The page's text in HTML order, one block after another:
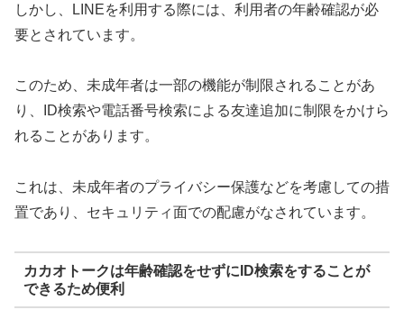
しかし、LINEを利用する際には、利用者の年齢確認が必
要とされています。
このため、未成年者は一部の機能が制限されることがあ
り、ID検索や電話番号検索による友達追加に制限をかけら
れることがあります。
これは、未成年者のプライバシー保護などを考慮しての措
置であり、セキュリティ面での配慮がなされています。
カカオトークは年齢確認をせずにID検索をすることが
できるため便利